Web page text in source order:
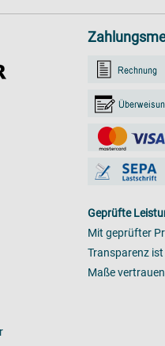
Geprüfte
Mit geprüfter
Transparenz
Maße